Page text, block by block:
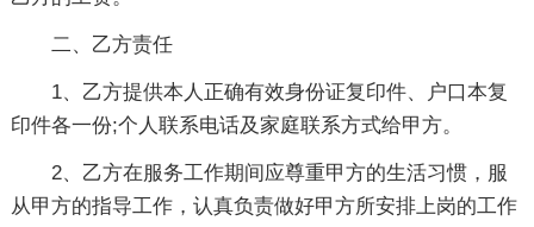
二、乙方责任
1、乙方提供本人正确有效身份证复印件、户口本复
印件各一份;个人联系电话及家庭联系方式给甲方。
2、乙方在服务工作期间应尊重甲方的生活习惯，服
从甲方的指导工作，认真负责做好甲方所安排上岗的工作